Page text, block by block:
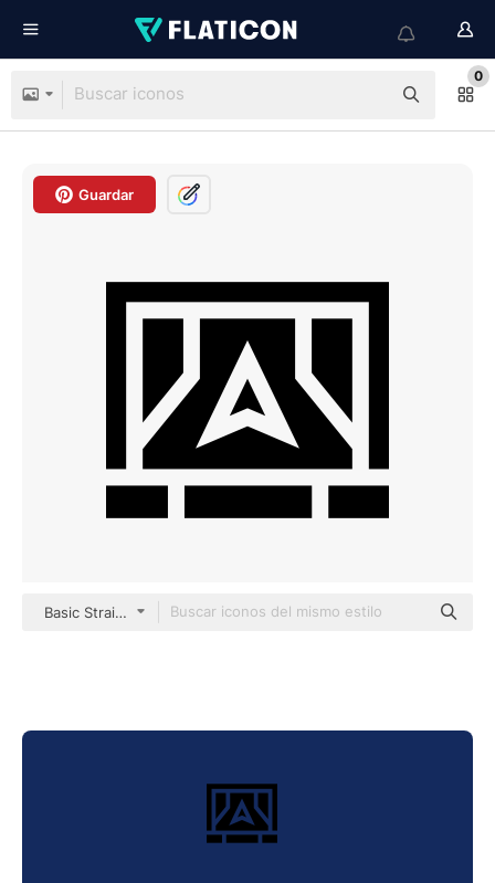
0
Guardar
Basic Straight Filled